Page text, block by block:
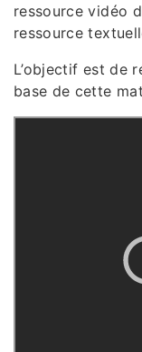
ressource vidéo
ressource
L’objectif est de
base de cette